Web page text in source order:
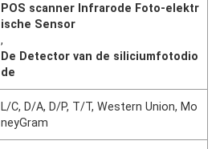
POS scanner Infrarode Foto-elektr
ische Sensor
,
De Detector van de siliciumfotodio
de
L/C, D/A, D/P, T/T, Western Union, Mo
neyGram